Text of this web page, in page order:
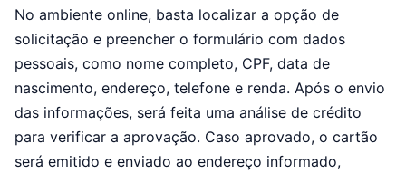
No ambiente online, basta localizar a opção de
solicitação e preencher o formulário com dados
pessoais, como nome completo, CPF, data de
nascimento, endereço, telefone e renda. Após o envio
das informações, será feita uma análise de crédito
para verificar a aprovação. Caso aprovado, o cartão
será emitido e enviado ao endereço informado,